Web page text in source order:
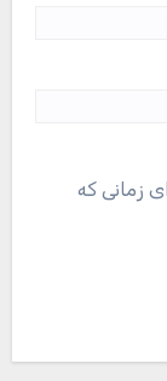
زمانی که